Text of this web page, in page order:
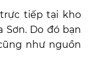
tiếp tại kho
Sơn. Do đó bạn
như nguồn